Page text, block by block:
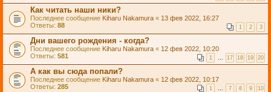
Как читать наши ники?
Последнее сообщение Kiharu Nakamura « 13 фев 2022, 16:27
Ответы: 88 1 2 3
Дни вашего рождения - когда?
Последнее сообщение Kiharu Nakamura « 12 фев 2022, 10:20
Ответы: 581 1 … 17 18 19 20
А как вы сюда попали?
Последнее сообщение Kiharu Nakamura « 12 фев 2022, 10:17
Ответы: 285 1 … 7 8 9 10